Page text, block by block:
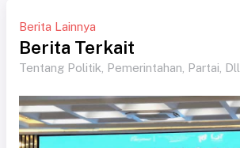
Berita Lainnya
Berita Terkait
Tentang Politik, Pemerintahan, Partai, Dll